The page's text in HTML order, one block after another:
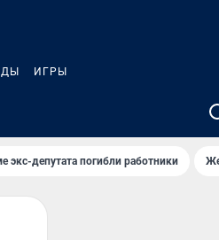
ИГРЫ
экс-депутата погибли работники